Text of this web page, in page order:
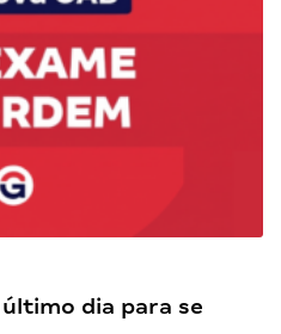
último dia para se